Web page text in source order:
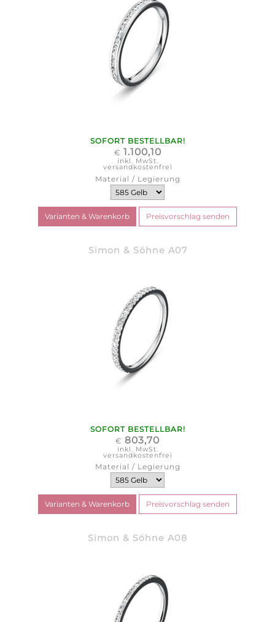
SOFORT BESTELLBAR!
€ 1.100,10
inkl. MwSt.
versandkostenfrei
Material / Legierung
Simon & Söhne A07
SOFORT BESTELLBAR!
€ 803,70
inkl. MwSt.
versandkostenfrei
Material / Legierung
Simon & Söhne A08